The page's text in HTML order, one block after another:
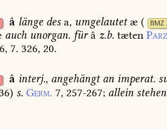
â länge des a, umgelautetæ ( BMZ
auch unorgan. fürâ z.b. tæten
7. 326, 20.
â interj., angehängtan imperat.
) s. Germ. 7, 257-267; allein